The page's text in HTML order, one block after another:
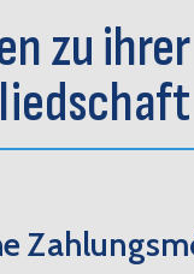
zu